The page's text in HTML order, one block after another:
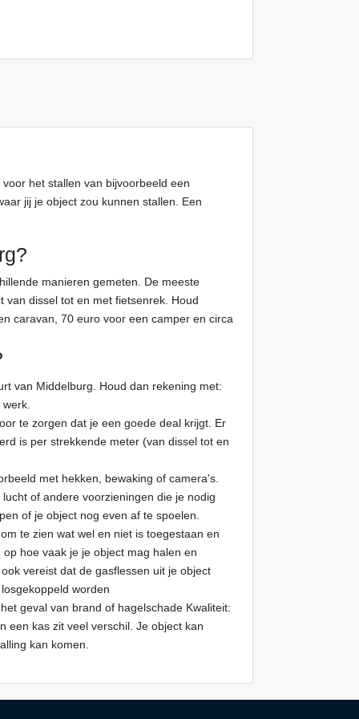
het stallen van bijvoorbeeld een
jij je object zou kunnen stallen. Een
manieren gemeten. De meeste
dissel tot en met fietsenrek. Houd
caravan, 70 euro voor een camper en circa
van Middelburg. Houd dan rekening met:
te zorgen dat je een goede deal krijgt. Er
is per strekkende meter (van dissel tot en
met hekken, bewaking of camera's.
of andere voorzieningen die je nodig
of je object nog even af te spoelen.
te zien wat wel en niet is toegestaan en
hoe vaak je je object mag halen en
vereist dat de gasflessen uit je object
worden
geval van brand of hagelschade Kwaliteit:
een kas zit veel verschil. Je object kan
kan komen.